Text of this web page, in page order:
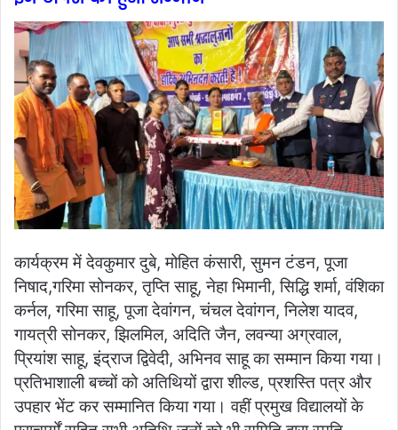
कार्यक्रम में देवकुमार दुबे, मोहित कंसारी, सुमन टंडन, पूजा
निषाद,गरिमा सोनकर, तृप्ति साहू, नेहा भिमानी, सिद्धि शर्मा, वंशिका
कर्नल, गरिमा साहू, पूजा देवांगन, चंचल देवांगन, निलेश यादव,
गायत्री सोनकर, झिलमिल, अदिति जैन, लवन्या अग्रवाल,
प्रियांश साहू, इंद्राज द्विवेदी, अभिनव साहू का सम्मान किया गया।
प्रतिभाशाली बच्चों को अतिथियों द्वारा शील्ड, प्रशस्ति पत्र और
उपहार भेंट कर सम्मानित किया गया। वहीं प्रमुख विद्यालयों के